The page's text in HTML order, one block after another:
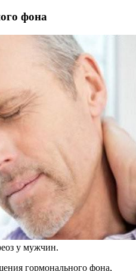
фона
у мужчин.
гормонального фона,